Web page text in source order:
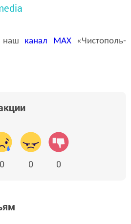
наш канал MAX«Чистополь-
0 0 0